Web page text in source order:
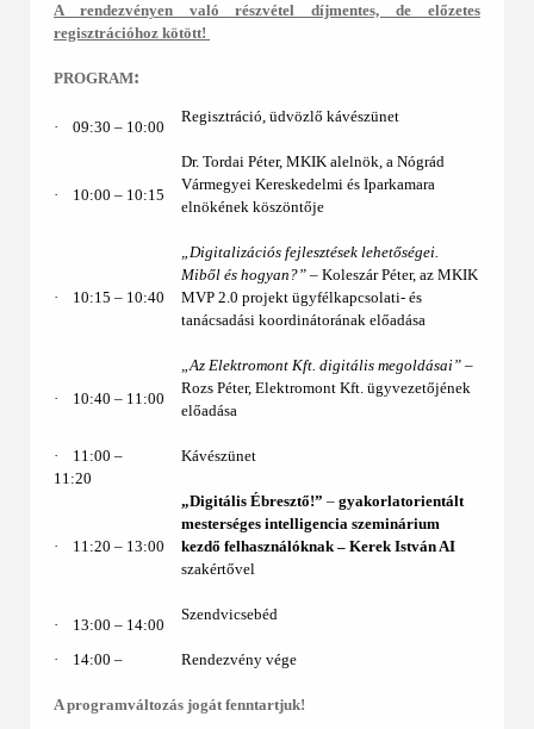
A rendezvényen való részvétel díjmentes, de előzetes
regisztrációhoz kötött!
PROGRAM:
· 09:30 ‒ 10:00
Regisztráció, üdvözlő kávészünet
· 10:00 ‒ 10:15
Dr. Tordai Péter, MKIK alelnök, a Nógrád
Vármegyei Kereskedelmi és Iparkamara
elnökének köszöntője
· 10:15 ‒ 10:40
„Digitalizációs fejlesztések lehetőségei.
Miből és hogyan?” – Koleszár Péter, az MKIK
MVP 2.0 projekt ügyfélkapcsolati- és
tanácsadási koordinátorának előadása
· 10:40 – 11:00
„Az Elektromont Kft. digitális megoldásai” –
Rozs Péter, Elektromont Kft. ügyvezetőjének
előadása
·
11:00 ‒
11:20
Kávészünet
· 11:20 – 13:00
„Digitális Ébresztő!” – gyakorlatorientált
mesterséges intelligencia szeminárium
kezdő felhasználóknak ‒ Kerek István AI
szakértővel
· 13:00 ‒ 14:00
Szendvicsebéd
· 14:00 ‒ Rendezvény vége
A programváltozás jogát fenntartjuk!